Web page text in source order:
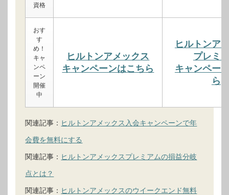
資格
おす
す
め！
キャ
ンペ
ーン
開催
中
ヒルトンアメックス
キャンペーンはこちら
ヒルトンア
プレミ
キャンペー
ら
関連記事： ヒルトンアメックス入会キャンペーンで年
会費を無料にする
関連記事： ヒルトンアメックスプレミアムの損益分岐
点とは？
関連記事： ヒルトンアメックスのウイークエンド無料